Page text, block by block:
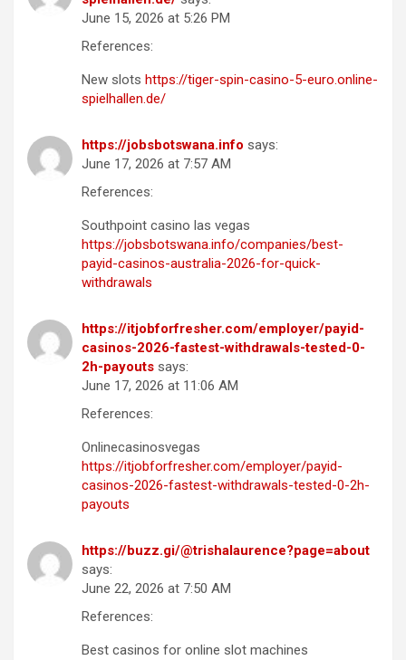
June 15, 2026 at 5:26 PM
References:
New slots https://tiger-spin-casino-5-euro.online-
spielhallen.de/
https://jobsbotswana.info says:
June 17, 2026 at 7:57 AM
References:
Southpoint casino las vegas
https://jobsbotswana.info/companies/best-
payid-casinos-australia-2026-for-quick-
withdrawals
https://itjobforfresher.com/employer/payid-
casinos-2026-fastest-withdrawals-tested-0-
2h-payouts says:
June 17, 2026 at 11:06 AM
References:
Onlinecasinosvegas
https://itjobforfresher.com/employer/payid-
casinos-2026-fastest-withdrawals-tested-0-2h-
payouts
https://buzz.gi/@trishalaurence?page=about
says:
June 22, 2026 at 7:50 AM
References:
Best casinos for online slot machines